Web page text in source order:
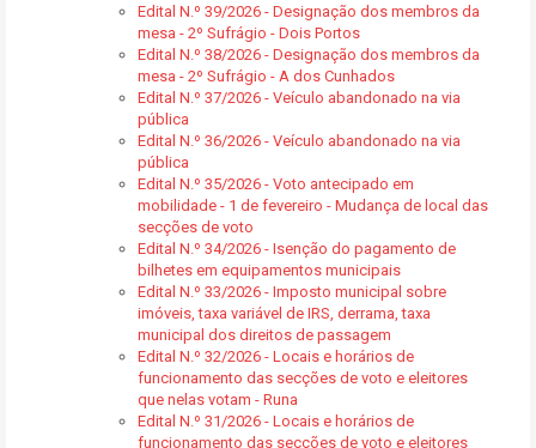
Edital N.º 39/2026 - Designação dos membros da
mesa - 2º Sufrágio - Dois Portos
Edital N.º 38/2026 - Designação dos membros da
mesa - 2º Sufrágio - A dos Cunhados
Edital N.º 37/2026 - Veículo abandonado na via
pública
Edital N.º 36/2026 - Veículo abandonado na via
pública
Edital N.º 35/2026 - Voto antecipado em
mobilidade - 1 de fevereiro - Mudança de local das
secções de voto
Edital N.º 34/2026 - Isenção do pagamento de
bilhetes em equipamentos municipais
Edital N.º 33/2026 - Imposto municipal sobre
imóveis, taxa variável de IRS, derrama, taxa
municipal dos direitos de passagem
Edital N.º 32/2026 - Locais e horários de
funcionamento das secções de voto e eleitores
que nelas votam - Runa
Edital N.º 31/2026 - Locais e horários de
funcionamento das secções de voto e eleitores